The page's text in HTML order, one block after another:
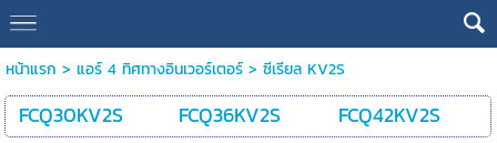
หน้าแรก > แอร์ 4 ทิศทางอินเวอร์เตอร์> ซีเรียล KV2S
FCQ30KV2S FCQ36KV2S FCQ42KV2S